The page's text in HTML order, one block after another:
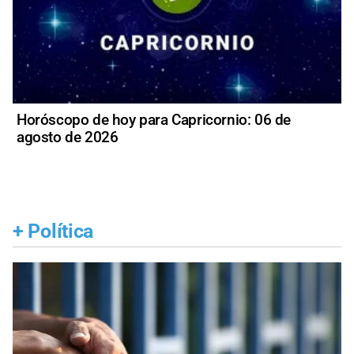
Horóscopo de hoy para Capricornio: 06 de
agosto de 2026
+ Política